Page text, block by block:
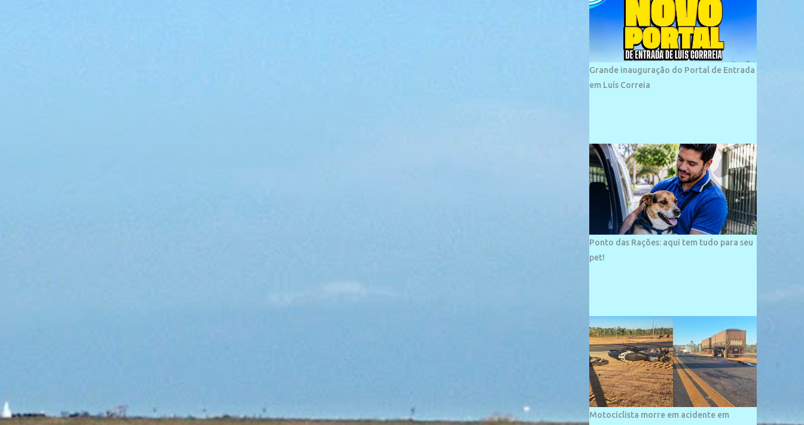
km de paisagens exuberantes. Possui ondas
suaves devido ao extensivo molhe de pedras
que não chegam a 2 metros de altura, não
apresentando dunas em seu espaço
geográfico. Não se sabe ao certo porque a
praia leva esse nome, e muitas das suas
vizinhos. O bairro onde se localiza a praia é
palco de amplos investimentos e projetos
grandiosos como hotéis, pousadas e
residências de veraneio de grande porte. O
maior empreendimento fixado nessa área é
o SESC Praia, inaugurado em 12 de julho de
1996. Com arquitetura moderna,...
Grande inauguração do Portal de Entrada
em Luís Correia
Ponto das Rações: aqui tem tudo para seu
pet!
Motociclista morre em acidente em